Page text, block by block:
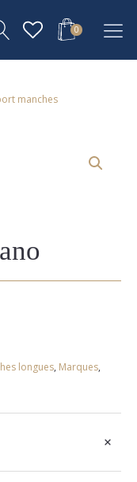
0
manches
longues, Marques,
+